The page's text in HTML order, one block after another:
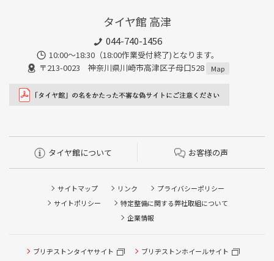
タイヤ館 高津
044-740-1456
10:00～18:30（18:00作業受付終了)となります。
〒213-0023 神奈川県川崎市高津区子母口528
Map
タイヤ館について お客様の声
サイトマップ リンク
プライバシーポリシー
サイトポリシー
特定整備に関する弊社取組について
企業情報
ブリヂストンタイヤサイト ブリヂストンホイールサイト
タイヤ点検・安全点検/タイヤ履き替え/オイル交換/その他